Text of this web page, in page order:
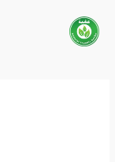
المحتوى